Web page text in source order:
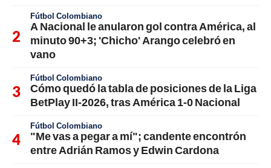
Fútbol Colombiano
A Nacional le anularon gol contra América, al
minuto 90+3; 'Chicho' Arango celebró en
vano
Fútbol Colombiano
Cómo quedó la tabla de posiciones de la Liga
BetPlay II-2026, tras América 1-0 Nacional
Fútbol Colombiano
"Me vas a pegar a mí"; candente encontrón
entre Adrián Ramos y Edwin Cardona